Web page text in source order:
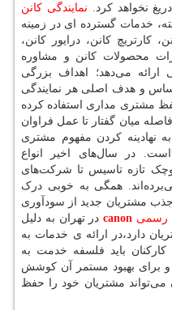
نخواهد کرد
. نمایندگی کانن
خدمات گسترده ای در زمینه
کارتریچ کانن، درایور کانن،
محصولات کانن و مشاوره
ارائه می‌دهد؛ اهداف بزرگی
و هدف اصلی هر نمایندگی
مشتری مداری استفاده کرده
میان گفتار تا عمل فراوان
نهادینه کردن مفهوم مشتری
است. در سال‌های اخیر انواع
تازه‌ تاسیس تا شرکت‌های
همگی به خوبی درک
مشتریان جدید از سودآوری
رسمی canonدر تهران به دلیل
دارد،در ارائه ی خدمات به
باید فلسفه خدمت به
و برای بهبود مستمر آن کوشش
مشتریان خود را حفظ